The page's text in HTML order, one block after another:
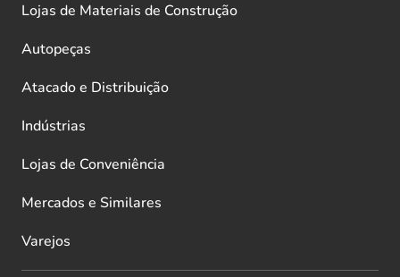
Lojas de Materiais de Construção
Autopeças
Atacado e Distribuição
Indústrias
Lojas de Conveniência
Mercados e Similares
Varejos